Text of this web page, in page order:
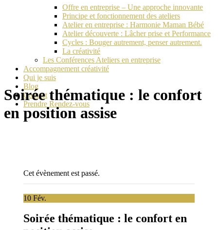
Offre en entreprise – Une approche innovante
Principe et fonctionnement des ateliers
Atelier en entreprise : Harmonie Maman Bébé
Atelier découverte : Lâcher prise et Performance
Cycles : Bouger autrement, penser autrement.
La créativité
Les Conférences Ateliers en entreprise
Accompagnement créativité
Qui je suis
Blog
Contact
Prendre Rendez-vous
Soirée thématique : le confort
en position assise
Cet évènement est passé.
10 Fév.
Soirée thématique : le confort en